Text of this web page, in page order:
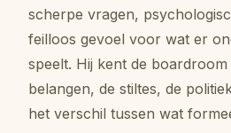
scherpe vragen,
feilloos gevoel voor wat er
speelt. Hij kent de
belangen, de stiltes, de
het verschil tussen wat